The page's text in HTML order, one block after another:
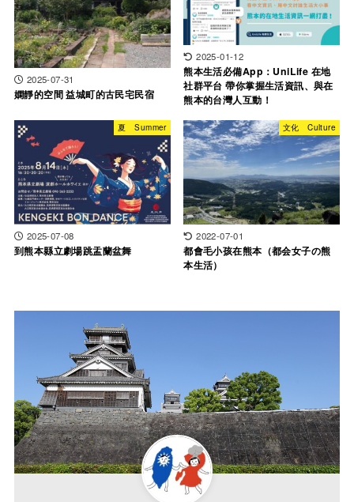
2025-07-31
嫻靜的空間 益城町的古民宅民宿
2025-01-12
熊本生活必備App：UniLife 在地
社群平台 帶你掌握生活資訊、與在
熊本的台灣人互動！
夏 Summer
2025-07-08
到熊本縣立劇場跳盂蘭盆舞
文化 Culture
2022-07-01
都會毛小孩在熊本（都会女子の熊
本生活）